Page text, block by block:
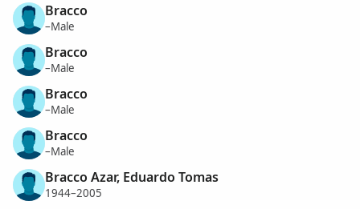
Bracco
–Male
Bracco
–Male
Bracco
–Male
Bracco
–Male
Bracco Azar, Eduardo Tomas
1944–2005